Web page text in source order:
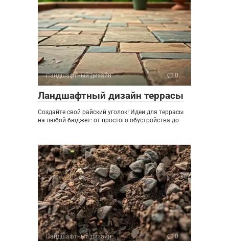
Ландшафтный дизайн 0
Ландшафтный дизайн террасы
Создайте свой райский уголок! Идеи для террасы
на любой бюджет: от простого обустройства до
Ландшафтный дизайн 0